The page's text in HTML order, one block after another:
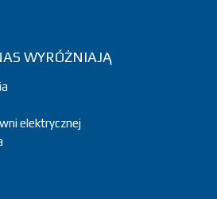
WYRÓŻNIAJĄ
elektrycznej